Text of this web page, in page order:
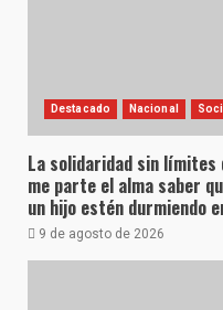
Destacado Nacional
La solidaridad sin límites
me parte el alma saber
un hijo estén durmiendo
9 de agosto de 2026